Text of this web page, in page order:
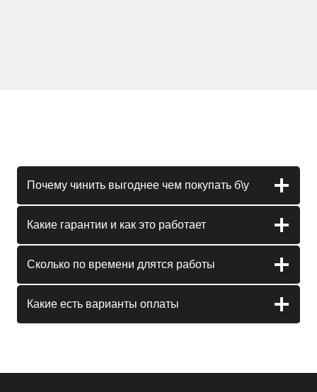
Почему чинить выгоднее чем покупать б\у
Какие гарантии и как это работает
Сколько по времени длятся работы
Какие есть варианты оплаты